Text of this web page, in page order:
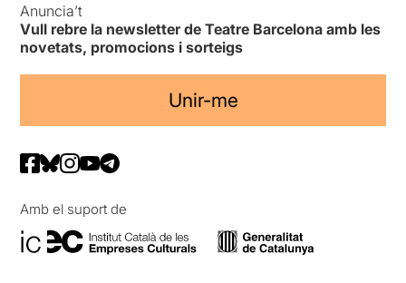
Anuncia’t
Vull rebre la newsletter de Teatre Barcelona amb les
novetats, promocions i sorteigs
Unir-me
Amb el suport de